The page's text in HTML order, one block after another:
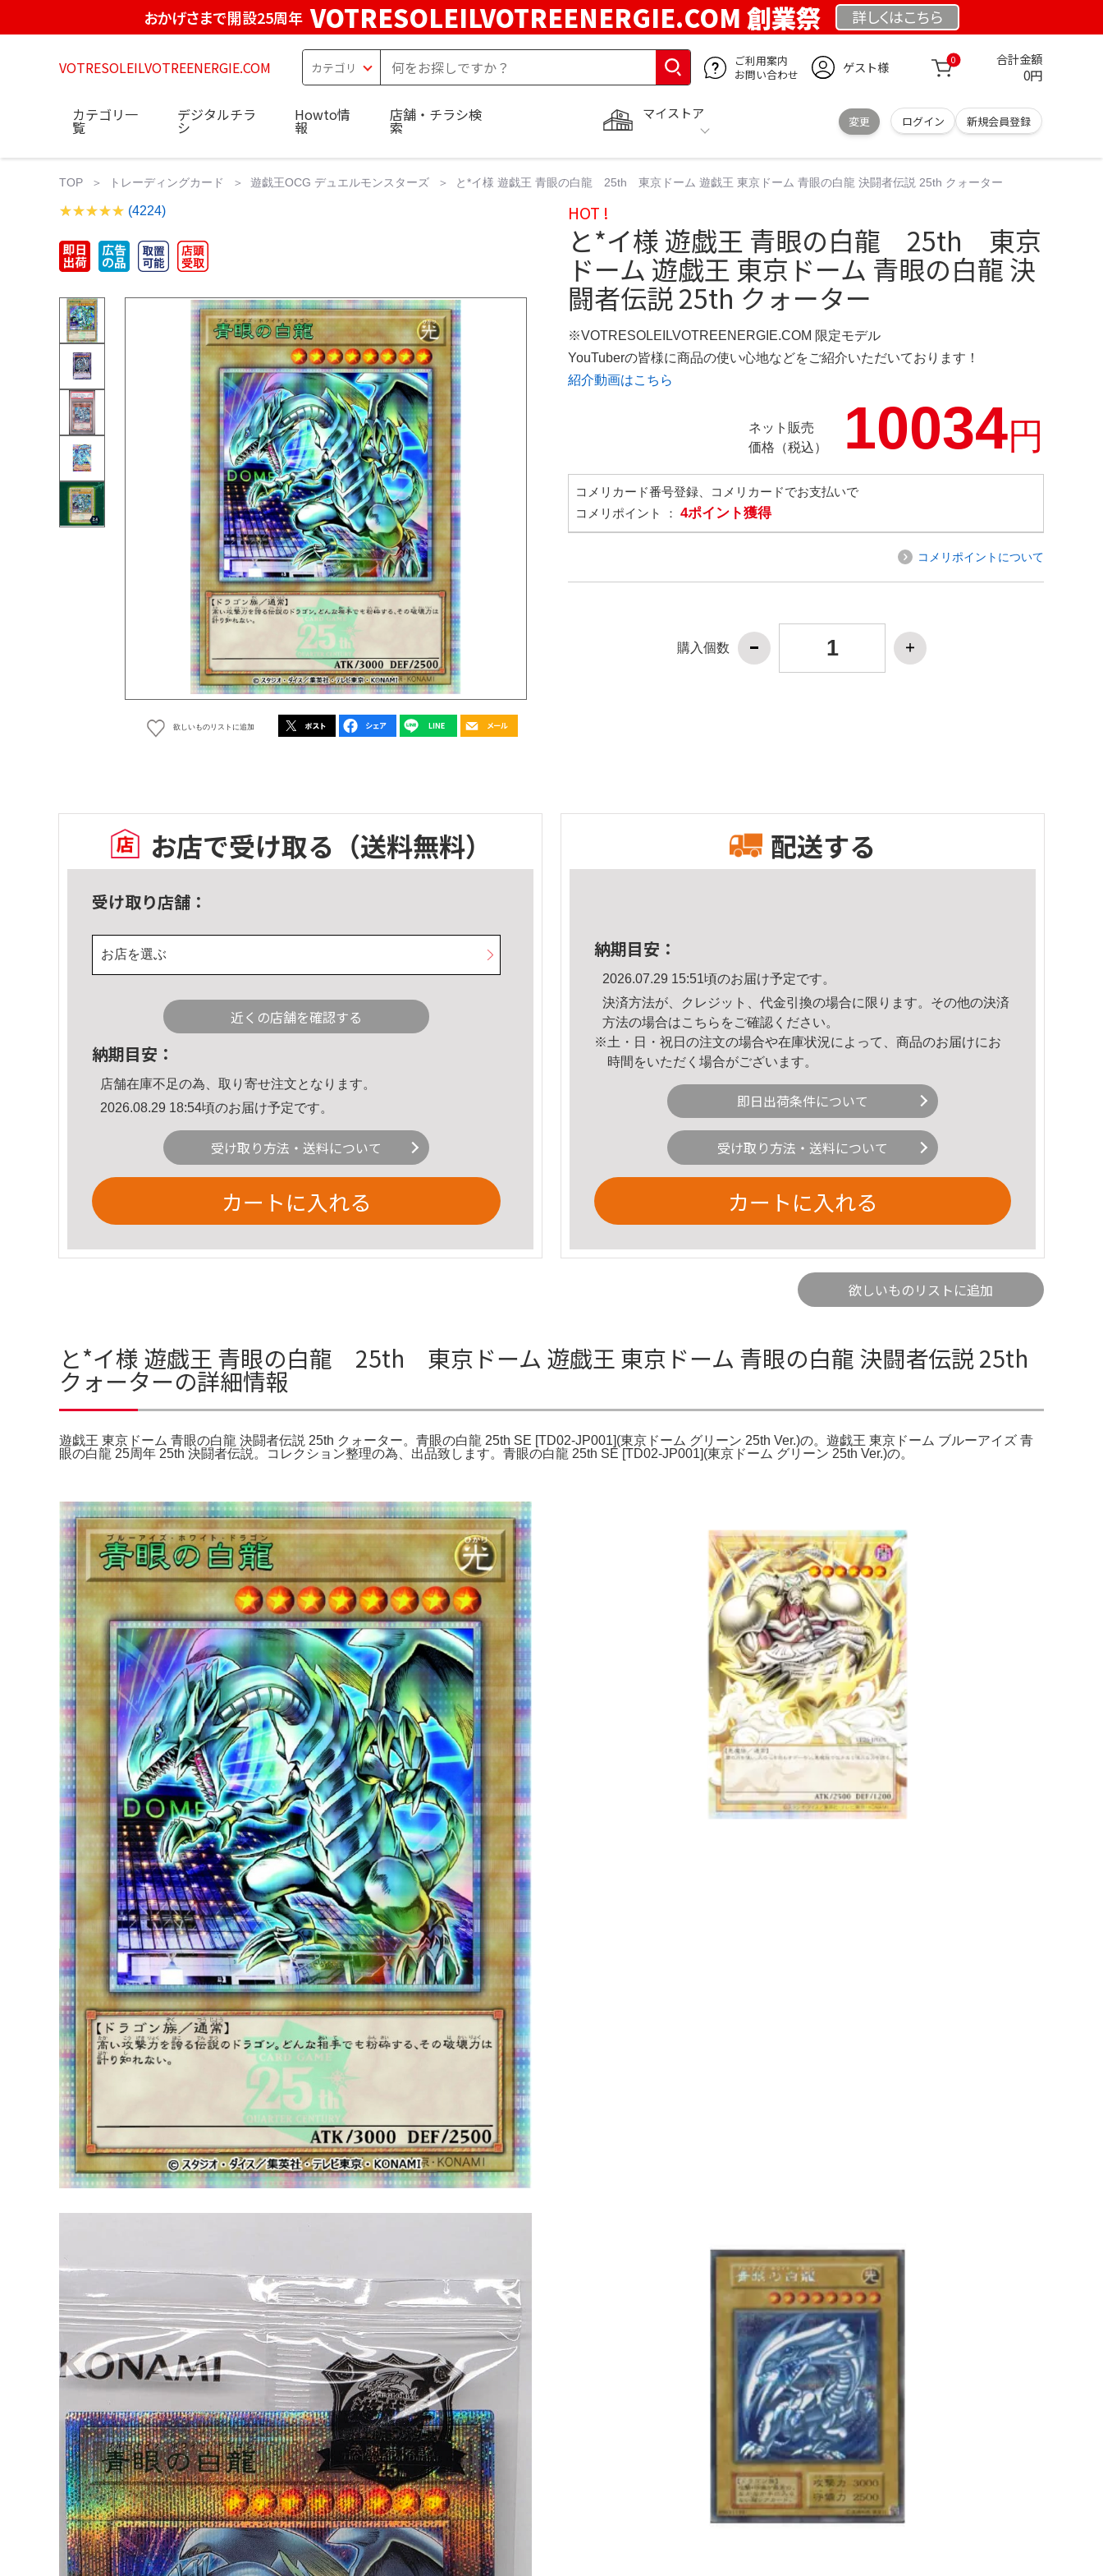
おかげさまで開設25周年 VOTRESOLEILVOTREENERGIE.COM 創業祭 詳しくはこちら
VOTRESOLEILVOTREENERGIE.COM
ご利用案内
お問い合わせ
ゲスト様 0 合計金額
0円
マイストア
変更 ログイン 新規会員登録
カテゴリ一
覧
デジタルチラ
シ
Howto情
報
店舗・チラシ検
索
TOP トレーディングカード 遊戯王OCG デュエルモンスターズ と*イ様 遊戯王 青眼の白龍 25th 東京ドーム 遊戯王 東京ドーム 青眼の白龍 決闘者伝説 25th クォーター
(4224)
欲しいものリストに追加
HOT !
と*イ様 遊戯王 青眼の白龍 25th 東京
ドーム 遊戯王 東京ドーム 青眼の白龍 決
闘者伝説 25th クォーター
※VOTRESOLEILVOTREENERGIE.COM 限定モデル
YouTuberの皆様に商品の使い心地などをご紹介いただいております！
紹介動画はこちら
ネット販売
価格（税込）
10034円
コメリカード番号登録、コメリカードでお支払いで
コメリポイント ： 4ポイント獲得
コメリポイントについて
購入個数
お店で受け取る （送料無料）
受け取り店舗：
お店を選ぶ
近くの店舗を確認する
納期目安：
店舗在庫不足の為、取り寄せ注文となります。
2026.08.29 18:54頃のお届け予定です。
受け取り方法・送料について
カートに入れる
配送する
納期目安：
2026.07.29 15:51頃のお届け予定です。
決済方法が、クレジット、代金引換の場合に限ります。その他の決済
方法の場合はこちら をご確認ください。
※土・日・祝日の注文の場合や在庫状況によって、商品のお届けにお
時間をいただく場合がございます。
即日出荷条件について
受け取り方法・送料について
カートに入れる
欲しいものリストに追加
と*イ様 遊戯王 青眼の白龍 25th 東京ドーム 遊戯王 東京ドーム 青眼の白龍 決闘者伝説 25th
クォーターの詳細情報
遊戯王 東京ドーム 青眼の白龍 決闘者伝説 25th クォーター。青眼の白龍 25th SE [TD02-JP001](東京ドーム グリーン 25th Ver.)の。遊戯王 東京ドーム ブルーアイズ 青
眼の白龍 25周年 25th 決闘者伝説。コレクション整理の為、出品致します。青眼の白龍 25th SE [TD02-JP001](東京ドーム グリーン 25th Ver.)の。